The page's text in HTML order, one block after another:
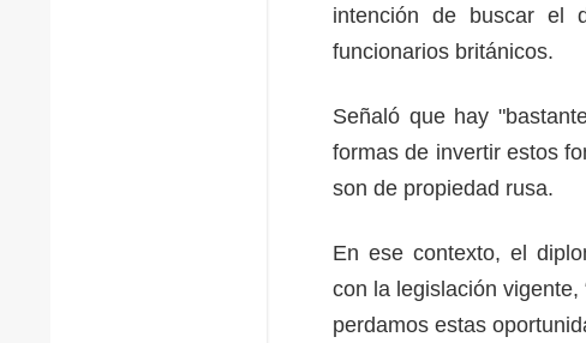
intención de buscar el
funcionarios británicos.
Señaló que hay
formas de invertir estos
son de propiedad rusa.
En ese contexto, el
con la legislación
perdamos estas